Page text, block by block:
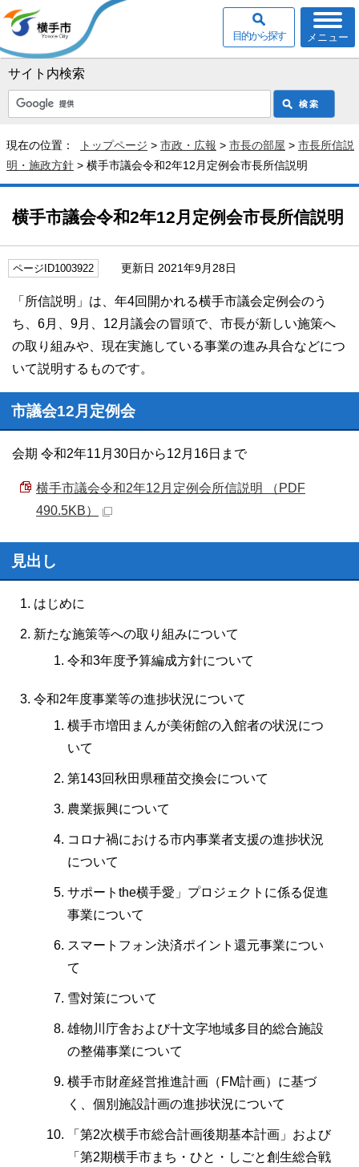
サイト内検索
メニュー
目的から探す
現在の位置： トップページ > 市政・広報 > 市長の部屋 > 市長所信説
明・施政方針 > 横手市議会令和2年12月定例会市長所信説明
横手市議会令和2年12月定例会市長所信説明
ページID1003922 更新日 2021年9月28日
「所信説明」は、年4回開かれる横手市議会定例会のう
ち、6月、9月、12月議会の冒頭で、市長が新しい施策へ
の取り組みや、現在実施している事業の進み具合などにつ
いて説明するものです。
市議会12月定例会
会期 令和2年11月30日から12月16日まで
横手市議会令和2年12月定例会所信説明 （PDF
490.5KB）
見出し
はじめに
新たな施策等への取り組みについて
令和3年度予算編成方針について
令和2年度事業等の進捗状況について
横手市増田まんが美術館の入館者の状況につ
いて
第143回秋田県種苗交換会について
農業振興について
コロナ禍における市内事業者支援の進捗状況
について
サポートthe横手愛」プロジェクトに係る促進
事業について
スマートフォン決済ポイント還元事業につい
て
雪対策について
雄物川庁舎および十文字地域多目的総合施設
の整備事業について
横手市財産経営推進計画（FM計画）に基づ
く、個別施設計画の進捗状況について
「第2次横手市総合計画後期基本計画」および
「第2期横手市まち・ひと・しごと創生総合戦